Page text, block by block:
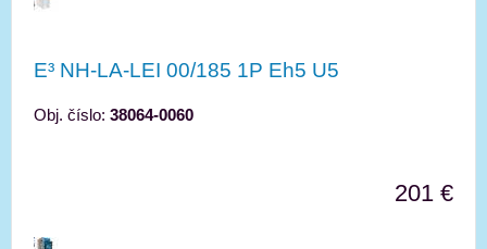
E³ NH-LA-LEI 00/185 1P Eh5 U5
Obj. číslo: 38064-0060
201 €